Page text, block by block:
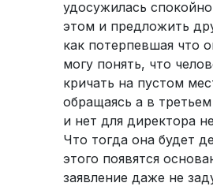
удосужилась
этом и предложить
как потерпевшая что
могу понять, что
кричать на пустом
обращаясь а в
и нет для директора
Что тогда она будет
этого появятся
заявление даже не